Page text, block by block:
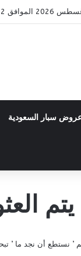
سبار السعودية
لم ’ نستطع أن نجد ما